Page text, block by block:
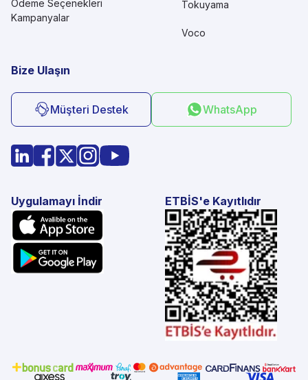
Ödeme Seçenekleri
Kampanyalar
Tokuyama
Voco
Bize Ulaşın
Müşteri Destek WhatsApp
Uygulamayı İndir ETBİS'e Kayıtlıdır